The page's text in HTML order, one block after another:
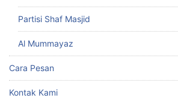
Partisi Shaf Masjid
Al Mummayaz
Cara Pesan
Kontak Kami